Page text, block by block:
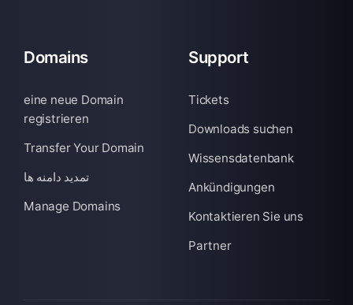
Domains
eine neue Domain
registrieren
Transfer Your Domain
تمدید دامنه ها
Manage Domains
Support
Tickets
Downloads suchen
Wissensdatenbank
Ankündigungen
Kontaktieren Sie uns
Partner